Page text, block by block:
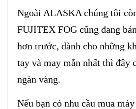
Ngoài ALASKA chúng tôi
FUJITEX FOG cũng đang
hơn trước, dành cho những
tay và may mắn nhất thì đây
ngàn vàng.
Nếu bạn có nhu cầu mua